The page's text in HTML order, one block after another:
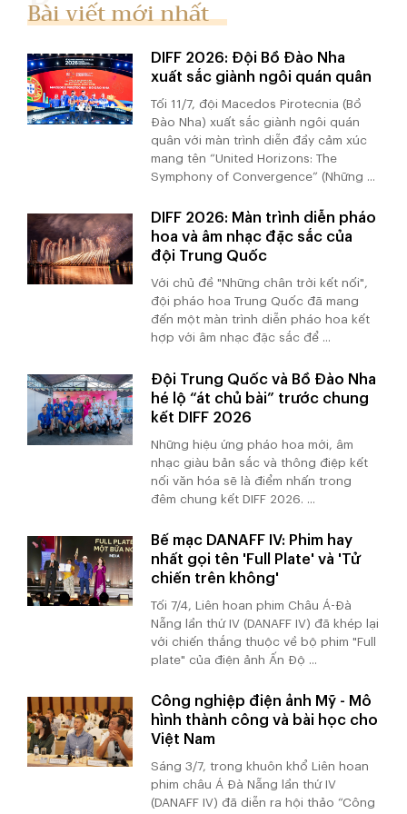
Bài viết mới nhất
DIFF 2026: Đội Bồ Đào Nha
xuất sắc giành ngôi quán quân
Tối 11/7, đội Macedos Pirotecnia (Bồ
Đào Nha) xuất sắc giành ngôi quán
quân với màn trình diễn đầy cảm xúc
mang tên “United Horizons: The
Symphony of Convergence” (Những ...
DIFF 2026: Màn trình diễn pháo
hoa và âm nhạc đặc sắc của
đội Trung Quốc
Với chủ đề "Những chân trời kết nối",
đội pháo hoa Trung Quốc đã mang
đến một màn trình diễn pháo hoa kết
hợp với âm nhạc đặc sắc để ...
Đội Trung Quốc và Bồ Đào Nha
hé lộ “át chủ bài” trước chung
kết DIFF 2026
Những hiệu ứng pháo hoa mới, âm
nhạc giàu bản sắc và thông điệp kết
nối văn hóa sẽ là điểm nhấn trong
đêm chung kết DIFF 2026. ...
Bế mạc DANAFF IV: Phim hay
nhất gọi tên 'Full Plate' và 'Tử
chiến trên không'
Tối 7/4, Liên hoan phim Châu Á-Đà
Nẵng lần thứ IV (DANAFF IV) đã khép lại
với chiến thắng thuộc về bộ phim "Full
plate" của điện ảnh Ấn Độ ...
Công nghiệp điện ảnh Mỹ - Mô
hình thành công và bài học cho
Việt Nam
Sáng 3/7, trong khuôn khổ Liên hoan
phim châu Á Đà Nẵng lần thứ IV
(DANAFF IV) đã diễn ra hội thảo “Công